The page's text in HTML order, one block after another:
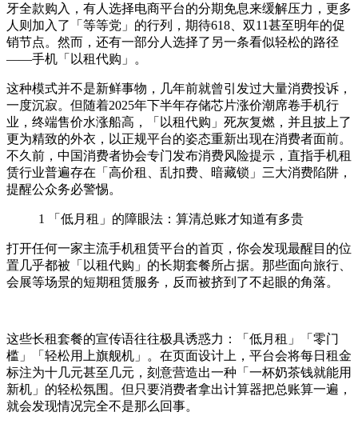
牙全款购入，有人选择电商平台的分期免息来缓解压力，更多
人则加入了「等等党」的行列，期待618、双11甚至明年的促
销节点。然而，还有一部分人选择了另一条看似轻松的路径
——手机「以租代购」。
这种模式并不是新鲜事物，几年前就曾引发过大量消费投诉，
一度沉寂。但随着2025年下半年存储芯片涨价潮席卷手机行
业，终端售价水涨船高，「以租代购」死灰复燃，并且披上了
更为精致的外衣，以正规平台的姿态重新出现在消费者面前。
不久前，中国消费者协会专门发布消费风险提示，直指手机租
赁行业普遍存在「高价租、乱扣费、暗藏锁」三大消费陷阱，
提醒公众务必警惕。
1 「低月租」的障眼法：算清总账才知道有多贵
打开任何一家主流手机租赁平台的首页，你会发现最醒目的位
置几乎都被「以租代购」的长期套餐所占据。那些面向旅行、
会展等场景的短期租赁服务，反而被挤到了不起眼的角落。
这些长租套餐的宣传语往往极具诱惑力：「低月租」「零门
槛」「轻松用上旗舰机」。在页面设计上，平台会将每日租金
标注为十几元甚至几元，刻意营造出一种「一杯奶茶钱就能用
新机」的轻松氛围。但只要消费者拿出计算器把总账算一遍，
就会发现情况完全不是那么回事。